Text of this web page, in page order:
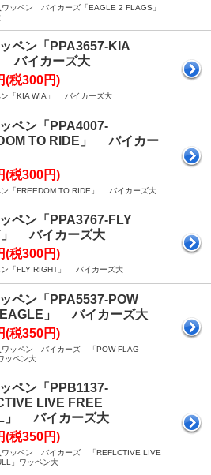
ワッペン バイカーズ「EAGLE 2 FLAGS」
ペン「PPA3657-KIA
バイカーズ大
(税300円)
ン「KIA WIA」 バイカーズ大
ペン「PPA4007-
TO RIDE」 バイカー
(税300円)
ン「FREEDOM TO RIDE」 バイカーズ大
ペン「PPA3767-FLY
」 バイカーズ大
(税300円)
ン「FLY RIGHT」 バイカーズ大
ペン「PPA5537-POW
EAGLE」 バイカーズ大
(税350円)
ワッペン バイカーズ 「POW FLAG
ッペン大
ペン「PPB1137-
LIVE FREE
」 バイカーズ大
(税350円)
ワッペン バイカーズ 「REFLCTIVE LIVE
」ワッペン大